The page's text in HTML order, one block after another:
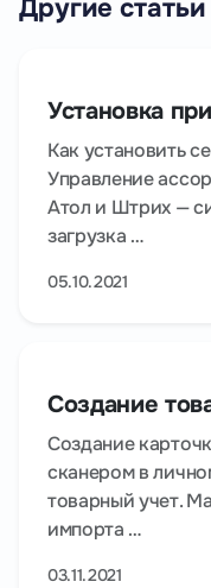
Другие статьи
Установка
Как установить
Управление
Атол и Штрих —
загрузка …
05.10.2021
Создание
Создание
сканером в
товарный учет.
импорта …
03.11.2021